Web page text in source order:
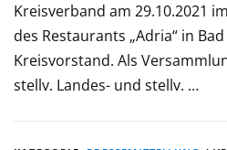
Kreisverband am 29.10.2021
des Restaurants „Adria“ in
Kreisvorstand. Als
stellv. Landes- und stellv. …